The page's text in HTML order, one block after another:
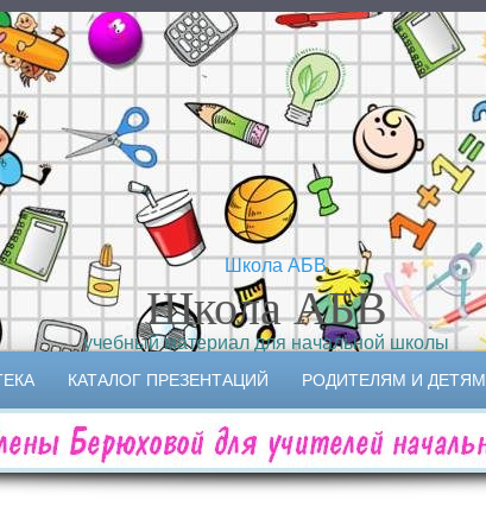
Школа АБВ
учебный материал для начальной школы
КАТАЛОГ ПРЕЗЕНТАЦИЙ РОДИТЕЛЯМ И ДЕТЯМ